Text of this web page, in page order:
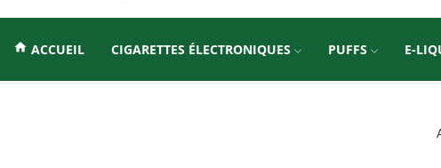
home ACCUEIL CIGARETTES ÉLECTRONIQUES PUFFS E-